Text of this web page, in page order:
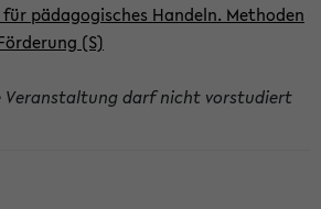
pädagogisches Handeln. Methoden
(S)
Veranstaltung darf nicht vorstudiert